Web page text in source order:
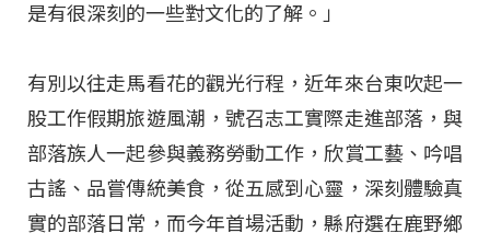
是有很深刻的一些對文化的了解。」
有別以往走馬看花的觀光行程，近年來台東吹起一
股工作假期旅遊風潮，號召志工實際走進部落，與
部落族人一起參與義務勞動工作，欣賞工藝、吟唱
古謠、品嘗傳統美食，從五感到心靈，深刻體驗真
實的部落日常，而今年首場活動，縣府選在鹿野鄉